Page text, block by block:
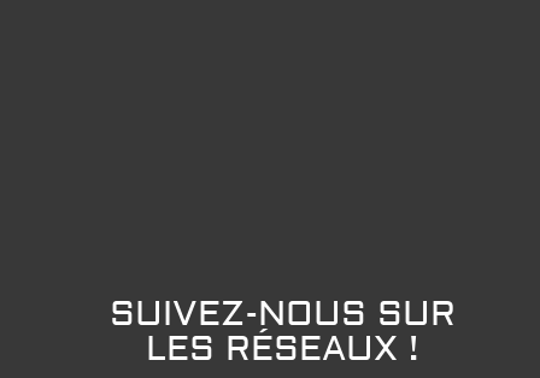
SUIVEZ-NOUS SUR
LES RÉSEAUX !